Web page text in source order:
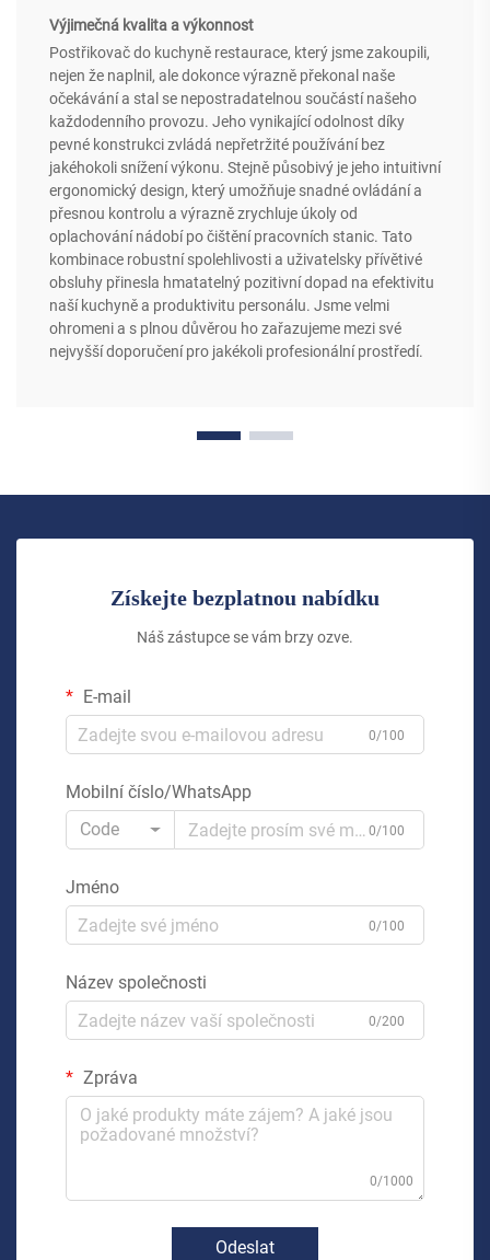
Výjimečná kvalita a výkonnost
Postřikovač do kuchyně restaurace, který jsme zakoupili,
nejen že naplnil, ale dokonce výrazně překonal naše
očekávání a stal se nepostradatelnou součástí našeho
každodenního provozu. Jeho vynikající odolnost díky
pevné konstrukci zvládá nepřetržité používání bez
jakéhokoli snížení výkonu. Stejně působivý je jeho intuitivní
ergonomický design, který umožňuje snadné ovládání a
přesnou kontrolu a výrazně zrychluje úkoly od
oplachování nádobí po čištění pracovních stanic. Tato
kombinace robustní spolehlivosti a uživatelsky přívětivé
obsluhy přinesla hmatatelný pozitivní dopad na efektivitu
naší kuchyně a produktivitu personálu. Jsme velmi
ohromeni a s plnou důvěrou ho zařazujeme mezi své
nejvyšší doporučení pro jakékoli profesionální prostředí.
Získejte bezplatnou nabídku
Náš zástupce se vám brzy ozve.
E-mail
0/100
Mobilní číslo/WhatsApp
Code
0/100
Jméno
0/100
Název společnosti
0/200
Zpráva
0/1000
Odeslat